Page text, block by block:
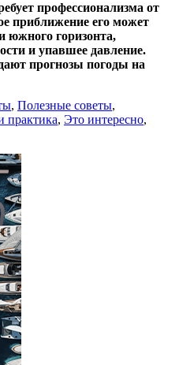
профессионализма от
приближение его может
южного горизонта,
и упавшее давление.
прогнозы погоды на
, Полезные советы,
практика, Это интересно,